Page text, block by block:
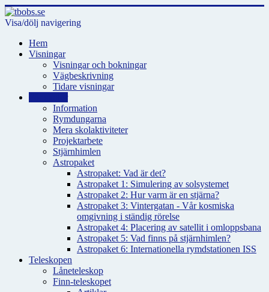
Visa/dölj navigering
Hem
Visningar
Visningar och bokningar
Vägbeskrivning
Tidare visningar
Information
Rymdungarna
Mera skolaktiviteter
Projektarbete
Stjärnhimlen
Astropaket
Astropaket: Vad är det?
Astropaket 1: Simulering av solsystemet
Astropaket 2: Hur varm är en stjärna?
Astropaket 3: Vintergatan - Vår kosmiska
omgivning i ständig rörelse
Astropaket 4: Placering av satellit i omloppsbana
Astropaket 5: Vad finns på stjärnhimlen?
Astropaket 6: Internationella rymdstationen ISS
Teleskopen
Låneteleskop
Finn-teleskopet